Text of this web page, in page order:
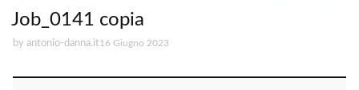
Job_0141 copia
by antonio-danna.it16 Giugno 2023